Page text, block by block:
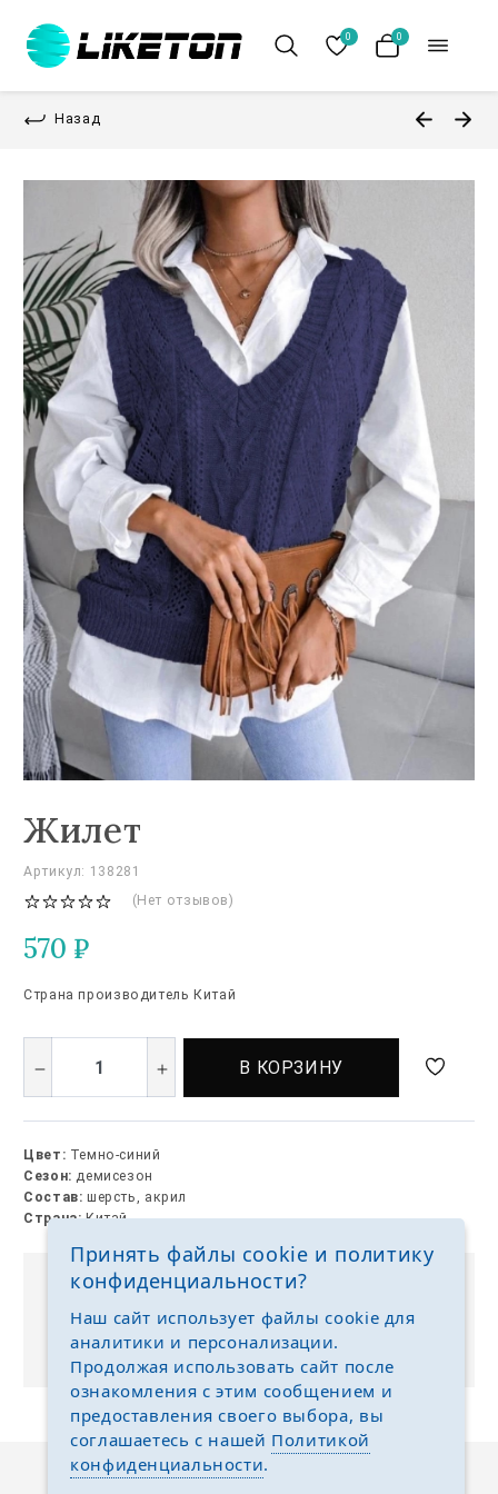
0 0
Назад
Жилет
Артикул: 138281
(Нет отзывов)
570 ₽
Страна производитель Китай
В КОРЗИНУ
Цвет: Темно-синий
Сезон: демисезон
Состав: шерсть, акрил
Страна: Китай
Выкуп без размерных рядов
Отгружаем любые размеры одежды и обуви на
ваш выбор
Принять файлы cookie и политику
конфиденциальности?
Наш сайт использует файлы cookie для
аналитики и персонализации.
Продолжая использовать сайт после
ознакомления с этим сообщением и
предоставления своего выбора, вы
соглашаетесь с нашей Политикой
конфиденциальности.